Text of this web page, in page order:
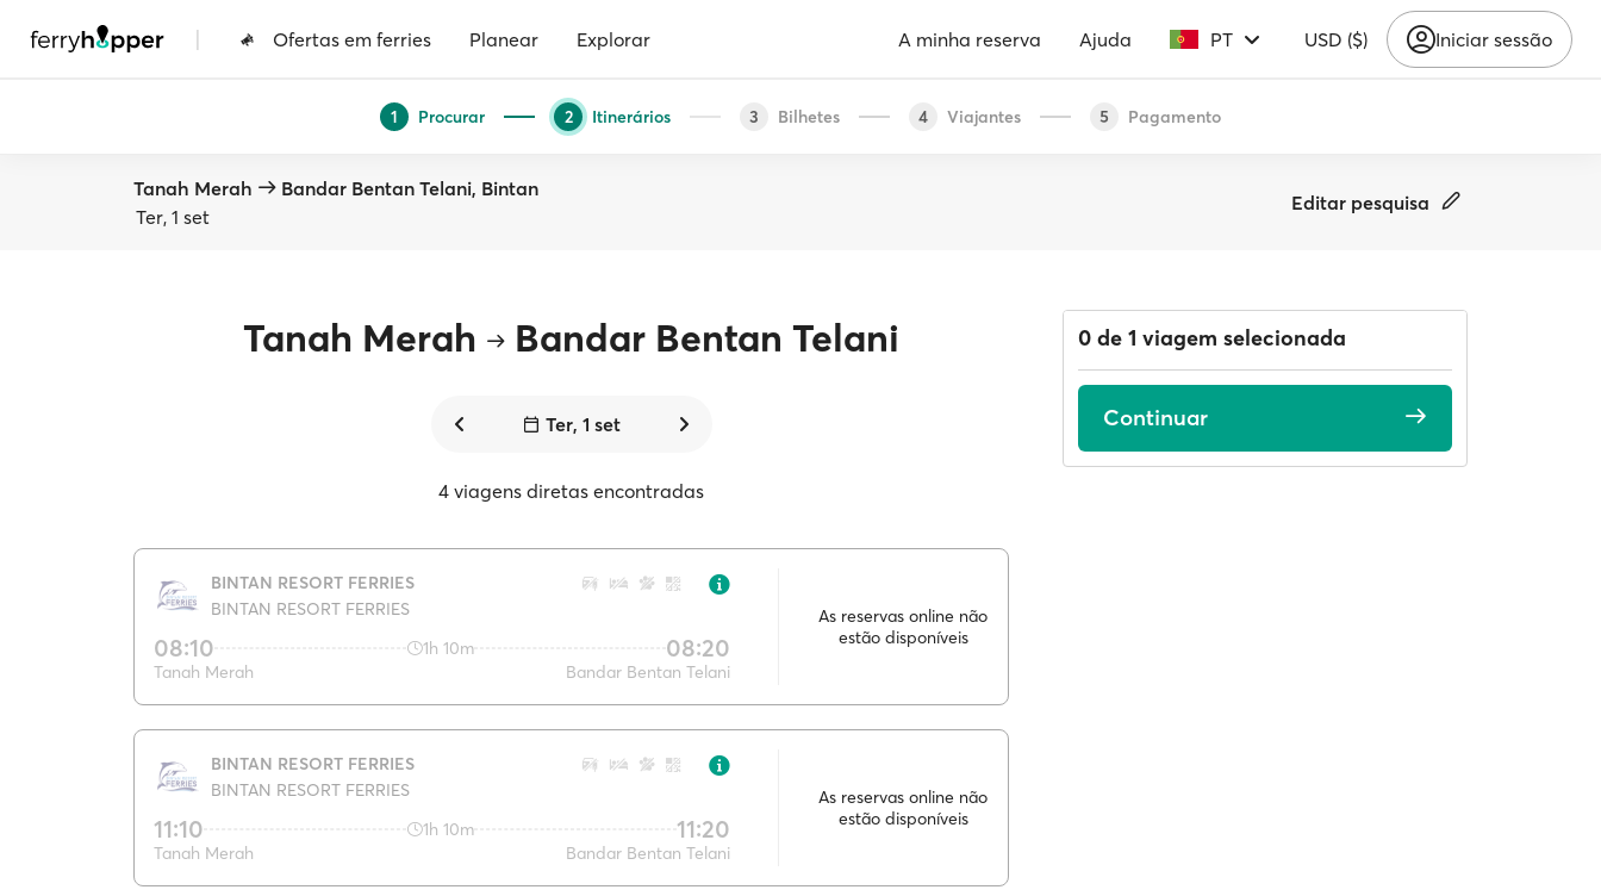
| Ofertas em ferries Planear Explorar A minha reserva Ajuda PT USD ($) Iniciar sessão
1 Procurar 2 Itinerários 3 Bilhetes 4 Viajantes 5 Pagamento
Tanah Merah
Bandar Bentan Telani, Bintan
Ter, 1 set
Editar pesquisa
Tanah Merah Bandar Bentan Telani
Ter, 1 set
4 viagens diretas encontradas
BINTAN RESORT FERRIES
BINTAN RESORT FERRIES
08:10 1h 10m 08:20
Tanah Merah Bandar Bentan Telani
As reservas online não
estão disponíveis
BINTAN RESORT FERRIES
BINTAN RESORT FERRIES
11:10 1h 10m 11:20
Tanah Merah Bandar Bentan Telani
As reservas online não
estão disponíveis
0 de 1 viagem selecionada
Continuar